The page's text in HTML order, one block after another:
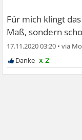
Für mich klingt
Maß, sondern
17.11.2020 03:20 •
x 2